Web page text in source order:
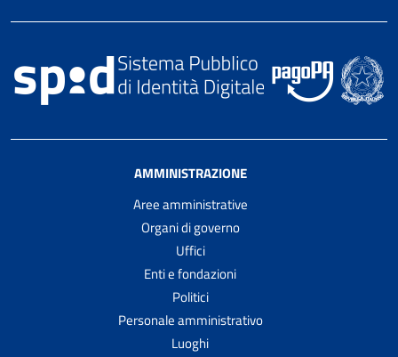
AMMINISTRAZIONE
Aree amministrative
Organi di governo
Uffici
Enti e fondazioni
Politici
Personale amministrativo
Luoghi